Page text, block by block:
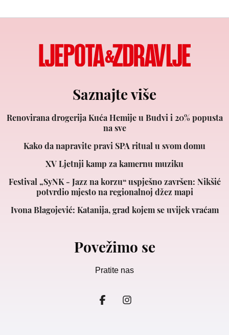
Saznajte više
Renovirana drogerija Kuća Hemije u Budvi i 20% popusta
na sve
Kako da napravite pravi SPA ritual u svom domu
XV Ljetnji kamp za kamernu muziku
Festival „SyNK - Jazz na korzu“ uspješno završen: Nikšić
potvrdio mjesto na regionalnoj džez mapi
Ivona Blagojević: Katanija, grad kojem se uvijek vraćam
Povežimo se
Pratite nas